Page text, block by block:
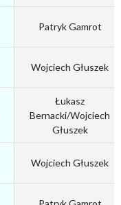
Patryk Gamrot
Wojciech Głuszek
Łukasz
Bernacki/Wojciech
Głuszek
Wojciech Głuszek